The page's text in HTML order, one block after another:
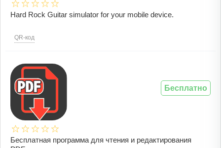
Hard Rock Guitar simulator for your mobile device.
QR-код
Бесплатная программа для чтения и редактирования
Бесплатно